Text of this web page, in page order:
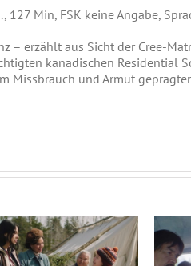
Min, FSK keine Angabe,
– erzählt aus Sicht der Cree-
kanadischen Residential
Missbrauch und Armut